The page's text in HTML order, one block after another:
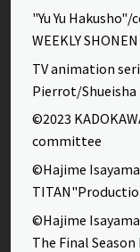
"Yu Yu
WEEKLY
TV animation
Pierrot/Shueisha
©2023
committee
©Hajime
©Hajime
The Final